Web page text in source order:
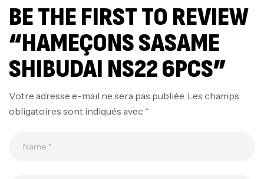
BE THE FIRST TO REVIEW
“HAMEÇONS SASAME
SHIBUDAI NS22 6PCS”
Votre adresse e-mail ne sera pas publiée. Les champs
obligatoires sont indiqués avec *